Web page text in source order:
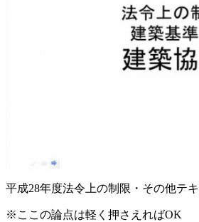
平成28年度法令上の制限・その他テ
※ここの論点は軽く押さえればOK